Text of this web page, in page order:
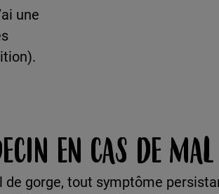
une
EN CAS DE MAL
gorge, tout symptôme